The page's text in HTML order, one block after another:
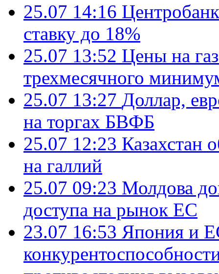
25.07 14:16
ставку до 18%
25.07 13:52 Цены на
трехмесячного
25.07 13:27 Доллар,
на торгах БВФБ
25.07 12:23 Казахстан
на галлий
25.07 09:23 Молдова
доступа на рынок ЕС
23.07 16:53 Япония и